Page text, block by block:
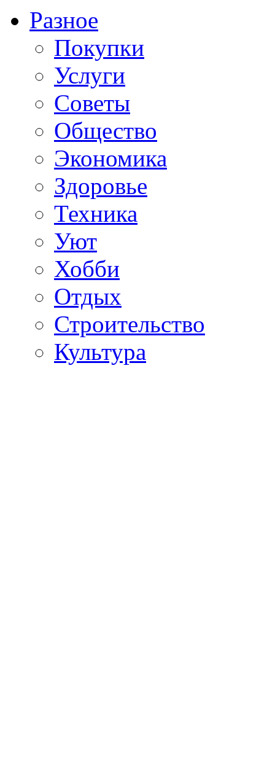
Разное
Покупки
Услуги
Советы
Общество
Экономика
Здоровье
Техника
Уют
Хобби
Отдых
Строительство
Культура